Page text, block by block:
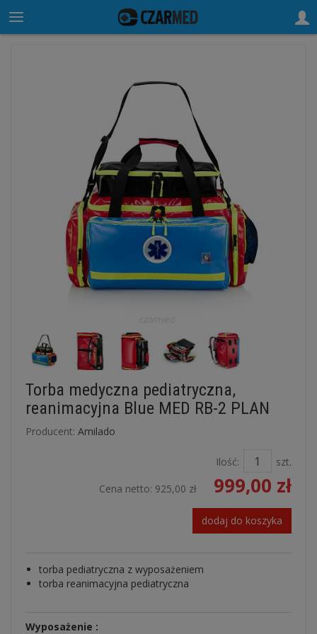
Torba medyczna pediatryczna,
reanimacyjna Blue MED RB-2 PLAN
Producent: Amilado
Ilość:
szt.
Cena netto: 925,00 zł 999,00 zł
dodaj do koszyka
torba pediatryczna z wyposażeniem
torba reanimacyjna pediatryczna
Wyposażenie :